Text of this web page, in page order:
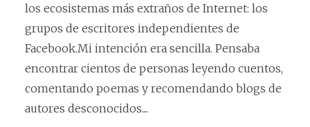
los ecosistemas más extraños de Internet: los
grupos de escritores independientes de
Facebook.Mi intención era sencilla. Pensaba
encontrar cientos de personas leyendo cuentos,
comentando poemas y recomendando blogs de
autores desconocidos....